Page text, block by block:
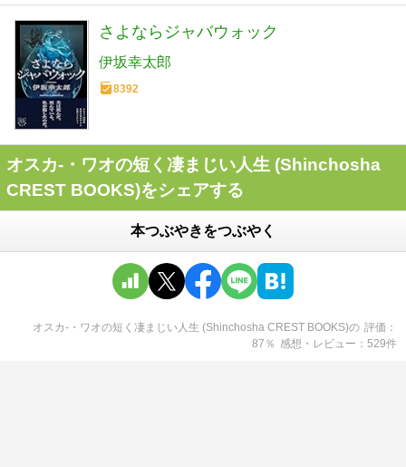
さよならジャバウォック
伊坂幸太郎
8392
オスカ-・ワオの短く凄まじい人生 (Shinchosha
CREST BOOKS)をシェアする
本つぶやきをつぶやく
オスカ-・ワオの短く凄まじい人生 (Shinchosha CREST BOOKS)の 評価
87 ％ 感想・レビュー 529件